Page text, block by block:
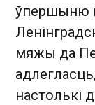
ўпершыню
мяжы да
настолькі